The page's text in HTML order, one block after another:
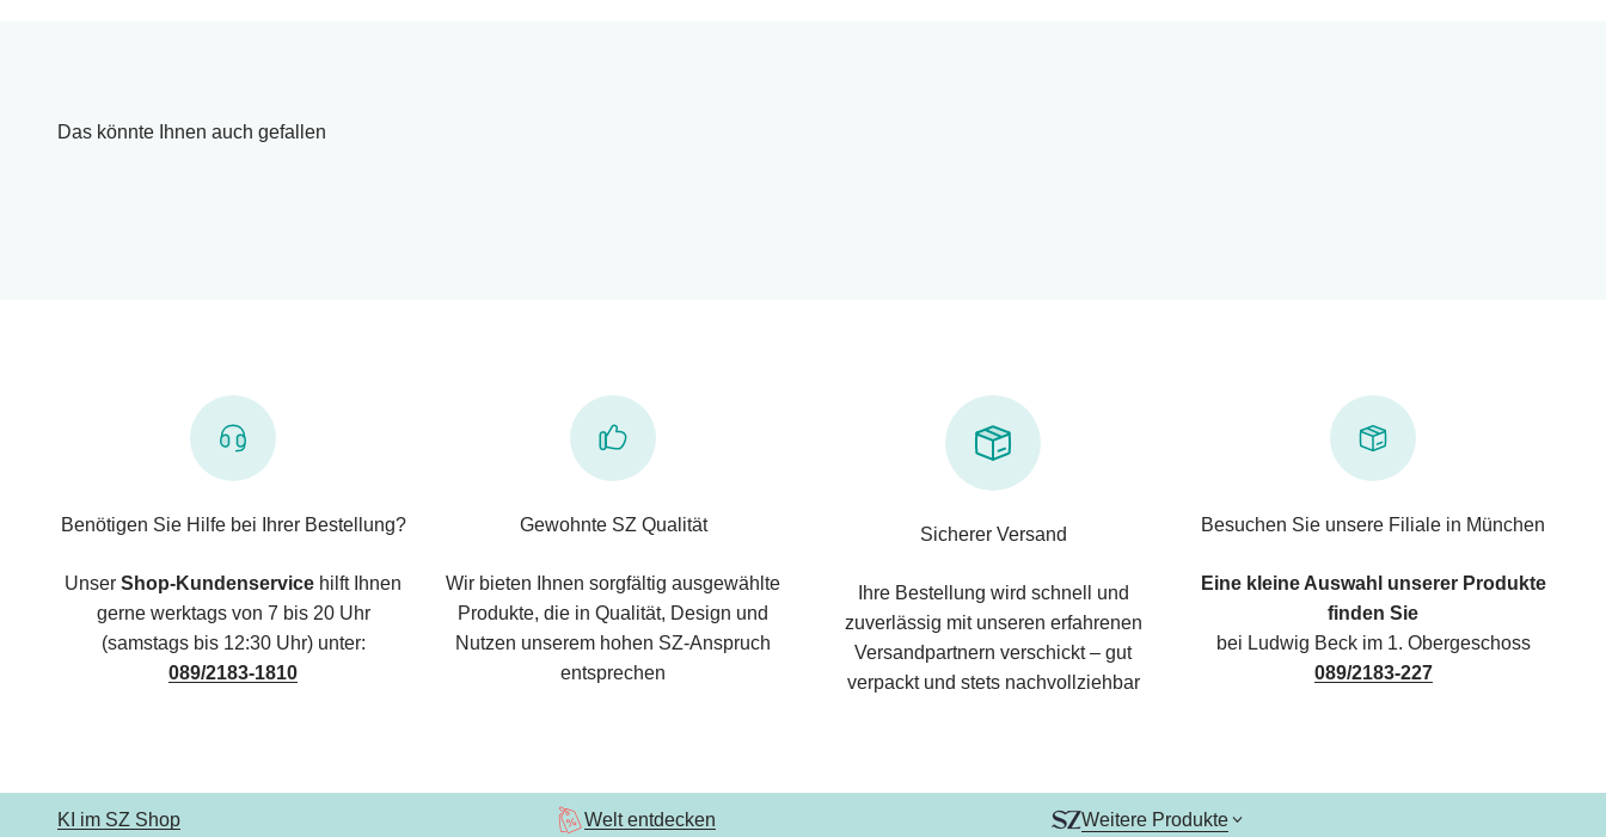
Das könnte Ihnen auch gefallen
Benötigen Sie Hilfe bei Ihrer Bestellung?
Unser Shop-Kundenservice hilft Ihnen
gerne werktags von 7 bis 20 Uhr
(samstags bis 12:30 Uhr) unter:
089/2183-1810
Gewohnte SZ Qualität
Wir bieten Ihnen sorgfältig ausgewählte
Produkte, die in Qualität, Design und
Nutzen unserem hohen SZ-Anspruch
entsprechen
Sicherer Versand
Ihre Bestellung wird schnell und
zuverlässig mit unseren erfahrenen
Versandpartnern verschickt – gut
verpackt und stets nachvollziehbar
Besuchen Sie unsere Filiale in München
Eine kleine Auswahl unserer Produkte
finden Sie
bei Ludwig Beck im 1. Obergeschoss
089/2183-227
KI im SZ Shop Welt entdecken Weitere Produkte